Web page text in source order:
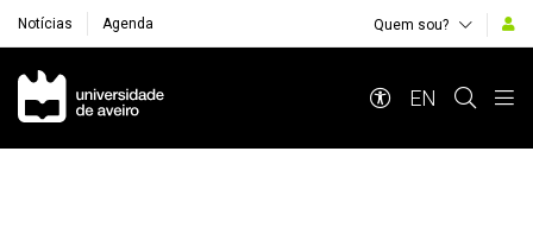
Notícias Agenda Quem sou?
Navegação Principal
EN